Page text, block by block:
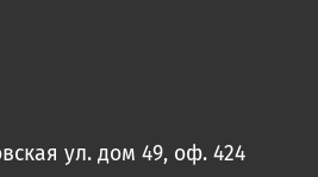
ул. дом 49, оф. 424